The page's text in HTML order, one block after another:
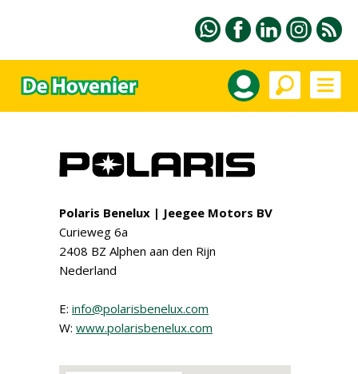
Polaris Benelux | Jeegee Motors BV
Curieweg 6a
2408 BZ Alphen aan den Rijn
Nederland
E: info@polarisbenelux.com
W: www.polarisbenelux.com